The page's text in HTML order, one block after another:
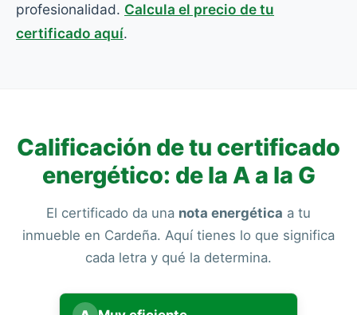
profesionalidad. Calcula el precio de tu
certificado aquí.
Calificación de tu certificado
energético: de la A a la G
El certificado da una nota energética a tu
inmueble en Cardeña. Aquí tienes lo que significa
cada letra y qué la determina.